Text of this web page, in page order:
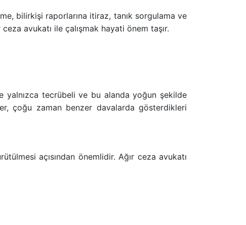
bilirkişi raporlarına itiraz, tanık sorgulama ve
avukatı ile çalışmak hayati önem taşır.
yalnızca tecrübeli ve bu alanda yoğun şekilde
çoğu zaman benzer davalarda gösterdikleri
açısından önemlidir. Ağır ceza avukatı